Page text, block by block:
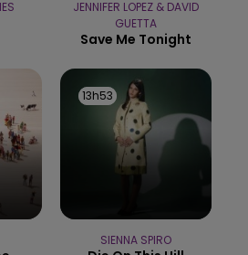
CHAMPAGNE FM
JENNIFER LOPEZ & DAVID
GUETTA
Save Me Tonight
13h53
13h53
SIENNA SPIRO